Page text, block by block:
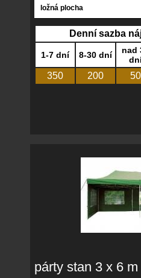
ložná plocha
Denní sazba
1-7 dní 8-30 dní
nad
350 200 50
párty stan 3 x 6 m